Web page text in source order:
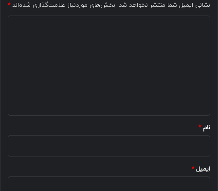
نشانی ایمیل شما منتشر نخواهد شد. بخش‌های موردنیاز علامت‌گذاری شده‌اند*
نام*
ایمیل*